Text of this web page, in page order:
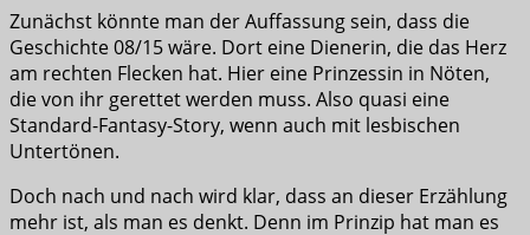
Zunächst könnte man der Auffassung sein, dass die
Geschichte 08/15 wäre. Dort eine Dienerin, die das Herz
am rechten Flecken hat. Hier eine Prinzessin in Nöten,
die von ihr gerettet werden muss. Also quasi eine
Standard-Fantasy-Story, wenn auch mit lesbischen
Untertönen.
Doch nach und nach wird klar, dass an dieser Erzählung
mehr ist, als man es denkt. Denn im Prinzip hat man es